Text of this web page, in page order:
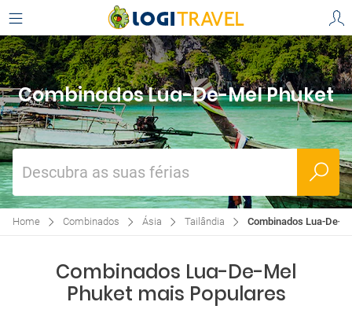
Combinados Lua-De-Mel Phuket
Descubra as suas férias
Home Combinados Ásia Tailândia Combinados Lua-De-
Combinados Lua-De-Mel
Phuket mais Populares